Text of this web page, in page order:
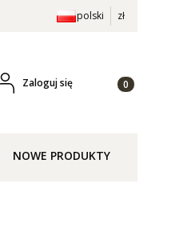
polski zł
Zaloguj się Produkty w
NOWE PRODUKTY